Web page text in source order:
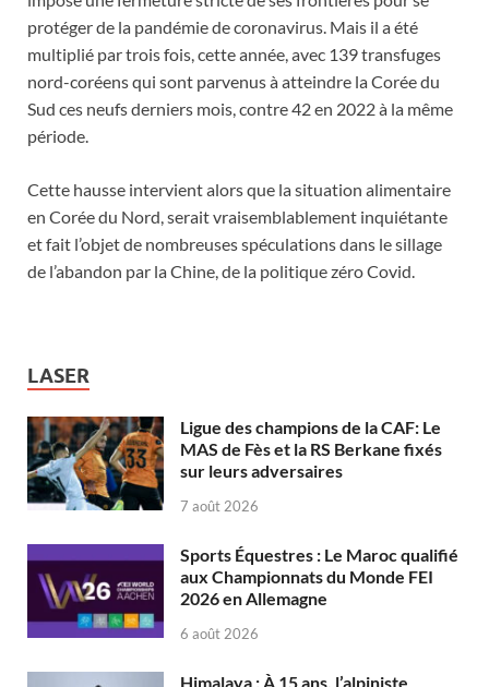
protéger de la pandémie de coronavirus. Mais il a été
multiplié par trois fois, cette année, avec 139 transfuges
nord-coréens qui sont parvenus à atteindre la Corée du
Sud ces neufs derniers mois, contre 42 en 2022 à la même
période.
Cette hausse intervient alors que la situation alimentaire
en Corée du Nord, serait vraisemblablement inquiétante
et fait l’objet de nombreuses spéculations dans le sillage
de l’abandon par la Chine, de la politique zéro Covid.
LASER
Ligue des champions de la CAF: Le
MAS de Fès et la RS Berkane fixés
sur leurs adversaires
7 août 2026
Sports Équestres : Le Maroc qualifié
aux Championnats du Monde FEI
2026 en Allemagne
6 août 2026
Himalaya : À 15 ans, l’alpiniste